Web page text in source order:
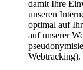
damit Ihre
unseren
optimal auf
auf unserer
Webtracking).